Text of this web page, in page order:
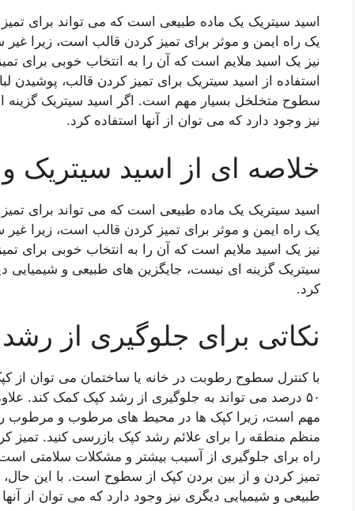
اسید سیتریک یک ماده طبیعی است که می تواند برای
یک راه ایمن و موثر برای تمیز کردن قالب است، زیرا
نیز یک اسید ملایم است که آن را به انتخاب خوبی برای
استفاده از اسید سیتریک برای تمیز کردن قالب، پوشیدن
سطوح متخلخل بسیار مهم است. اگر اسید سیتریک گزینه
نیز وجود دارد که می توان از آنها استفاده کرد.
خلاصه ای از اسید سیتریک
اسید سیتریک یک ماده طبیعی است که می تواند برای
یک راه ایمن و موثر برای تمیز کردن قالب است، زیرا
نیز یک اسید ملایم است که آن را به انتخاب خوبی برای
سیتریک گزینه ای نیست، جایگزین های طبیعی و شیمیایی
کرد.
نکاتی برای جلوگیری از
با کنترل سطوح رطوبت در خانه یا ساختمان می توان
۵۰ درصد می تواند به جلوگیری از رشد کپک کمک کند.
مهم است، زیرا کپک ها در محیط های مرطوب و مرطوب
منظم منطقه را برای علائم رشد کپک بازرسی کنید.
راه برای جلوگیری از آسیب بیشتر و مشکلات سلامتی
تمیز کردن و از بین بردن کپک از سطوح است. با این حال،
طبیعی و شیمیایی دیگری نیز وجود دارد که می توان از